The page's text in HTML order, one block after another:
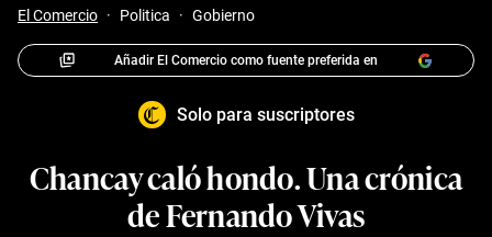
El Comercio · Politica · Gobierno
Añadir El Comercio como fuente preferida en
Solo para suscriptores
Chancay caló hondo. Una crónica
de Fernando Vivas